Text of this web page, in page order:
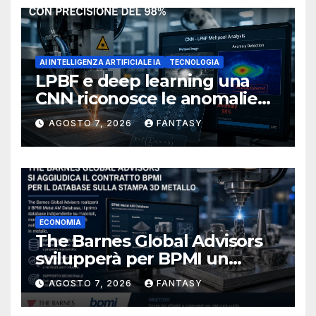
AI INTELLIGENZA ARTIFICIALE IA TECNOLOGIA
LPBF e deep learning una
CNN riconosce le anomalie
del bagno di fusione
AGOSTO 7, 2026 FANTASY
ECONOMIA
The Barnes Global Advisors
svilupperà per BPMI un
database per la stampa 3D
metallica destinata alla filiera
navale statunitense
AGOSTO 7, 2026 FANTASY